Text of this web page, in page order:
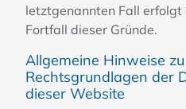
letztgenannten Fall erfolgt
Fortfall dieser Gründe.
Allgemeine Hinweise
Rechtsgrundlagen der
dieser Website